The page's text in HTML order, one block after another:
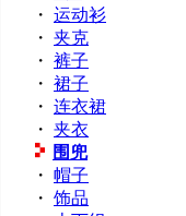
・ 运动衫
・ 夹克
・ 裤子
・ 裙子
・ 连衣裙
・ 夹衣
围兜
・ 帽子
・ 饰品